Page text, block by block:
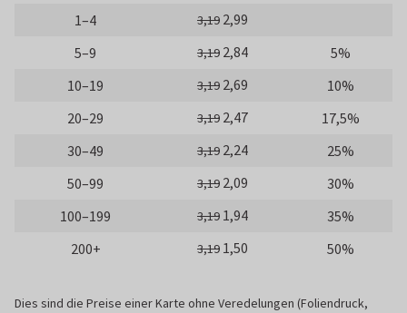
1–4 3,19 2,99
5–9
3,19 2,84
5%
10–19
3,19 2,69
10%
20–29
3,19 2,47
17,5%
30–49
3,19 2,24
25%
50–99
3,19 2,09
30%
100–199
3,19 1,94
35%
200+
3,19 1,50 50%
Dies sind die Preise einer Karte ohne Veredelungen (Foliendruck,